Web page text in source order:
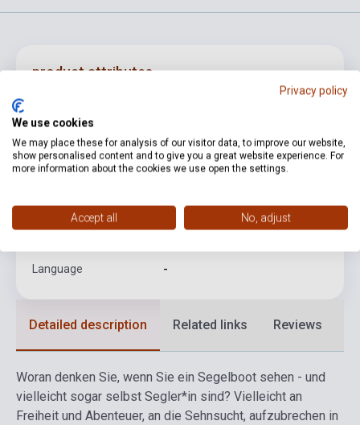
product.attributes
ISBN
Author Anaconda Verlag
Publisher ANACONDA VERLAG GMBH
Language -
Detailed description Related links Reviews
Woran denken Sie, wenn Sie ein Segelboot sehen - und
vielleicht sogar selbst Segler*in sind? Vielleicht an
Freiheit und Abenteuer, an die Sehnsucht, aufzubrechen in
Privacy policy
We use cookies
We may place these for analysis of our visitor data, to improve our website,
show personalised content and to give you a great website experience. For
more information about the cookies we use open the settings.
Accept all No, adjust